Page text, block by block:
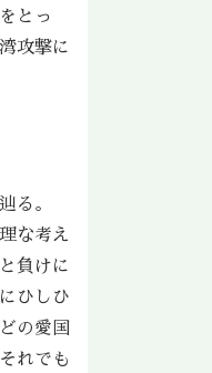
とっ
攻撃に
る。
な考え
負けに
ひしひ
の愛国
れでも